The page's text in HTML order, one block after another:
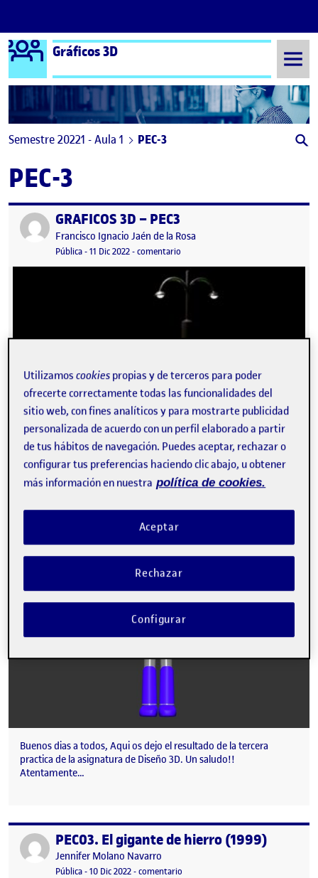
Saltar al contenido
Logo Ágora
Gráficos 3D
Semestre 20221 - Aula 1 PEC-3
PEC-3
Publicado porGRAFICOS 3D – PEC3
Publicado por
Francisco Ignacio Jaén de la Rosa
Visibilidad:
Pública-Fecha de publicación
11 Dic 2022-comentario
PEC-3 …
Publicado porPEC3 – MAZINGER Z
Visibilidad:
Pública-Fecha de publicación
11 Dic 2022-comentarioen PEC3 – MAZINGER Z
Buenos dias a todos, Aqui os dejo el resultado de la tercera
practica de la asignatura de Diseño 3D. Un saludo!!
Atentamente…
Publicado porPEC03. El gigante de hierro (1999)
Publicado por
Jennifer Molano Navarro
Visibilidad:
Pública-Fecha de publicación
10 Dic 2022-comentario
Utilizamoscookies propias y de terceros para poder
ofrecerte correctamente todas las funcionalidades del
sitio web, con fines analíticos y para mostrarte publicidad
personalizada de acuerdo con un perfil elaborado a partir
de tus hábitos de navegación. Puedes aceptar, rechazar o
configurar tus preferencias haciendo clic abajo, u obtener
más información en nuestra política de cookies.
Rechazar
Aceptar
Configurar